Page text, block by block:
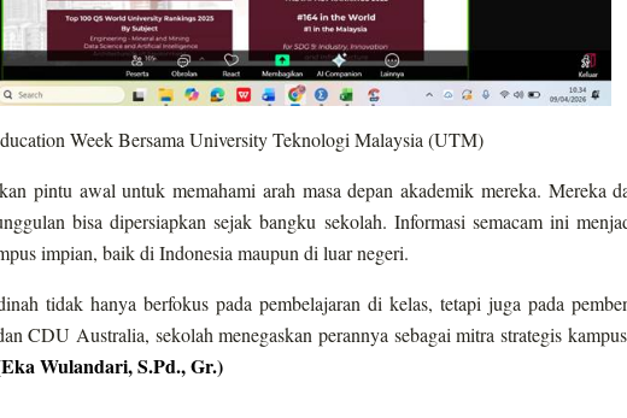
Week Bersama University Teknologi Malaysia (UTM)
pintu awal untuk memahami arah masa depan akademik mereka. Mereka
bisa dipersiapkan sejak bangku sekolah. Informasi semacam ini
impian, baik di Indonesia maupun di luar negeri.
tidak hanya berfokus pada pembelajaran di kelas, tetapi juga pada
Australia, sekolah menegaskan perannya sebagai mitra strategis
Eka Wulandari, S.Pd., Gr.)